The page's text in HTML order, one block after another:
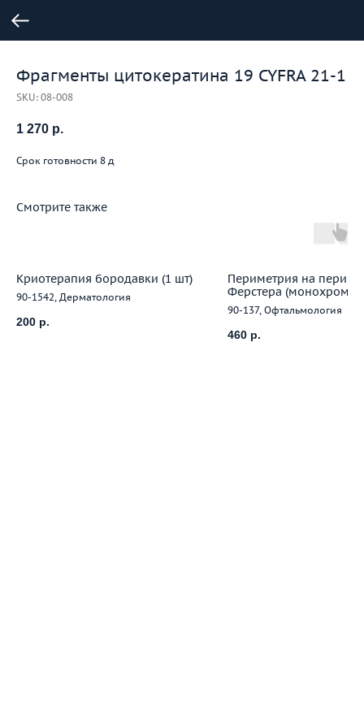
Фрагменты цитокератина 19 CYFRA 21-1
SKU: 08-008
1 270 р.
Срок готовности 8 д
Смотрите также
Криотерапия бородавки (1 шт)
90-1542, Дерматология
200 р.
Периметрия на
Ферстера
90-137, Офтальмология
460 р.